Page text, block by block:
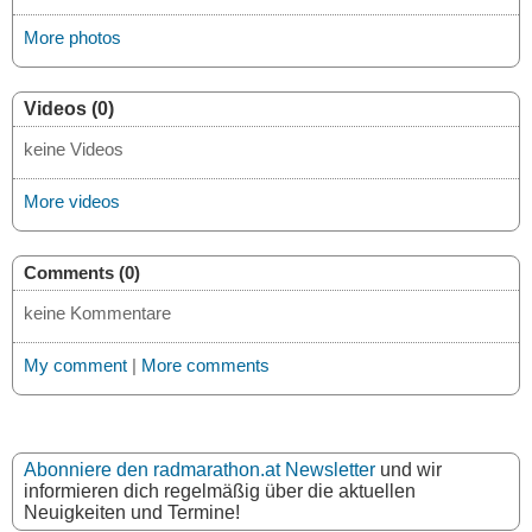
More photos
Videos (0)
keine Videos
More videos
Comments (0)
keine Kommentare
My comment | More comments
Abonniere den radmarathon.at Newsletter und wir
informieren dich regelmäßig über die aktuellen
Neuigkeiten und Termine!